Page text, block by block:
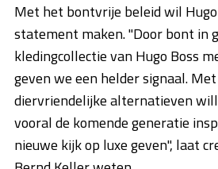
Met het bontvrije beleid wil
statement maken. "Door bont in
kledingcollectie van Hugo Boss
geven we een helder signaal.
diervriendelijke alternatieven
vooral de komende generatie
nieuwe kijk op luxe geven", laat